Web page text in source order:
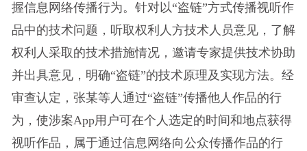
握信息网络传播行为。针对以“盗链”方式传播视听作
品中的技术问题，听取权利人方技术人员意见，了解
权利人采取的技术措施情况，邀请专家提供技术协助
并出具意见，明确“盗链”的技术原理及实现方法。经
审查认定，张某等人通过“盗链”传播他人作品的行
为，使涉案App用户可在个人选定的时间和地点获得
视听作品，属于通过信息网络向公众传播作品的行